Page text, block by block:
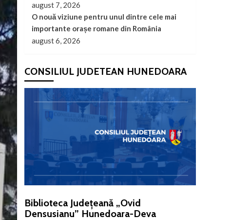
august 7, 2026
O nouă viziune pentru unul dintre cele mai
importante orașe romane din România
august 6, 2026
CONSILIUL JUDETEAN HUNEDOARA
Biblioteca Județeană „Ovid
Densusianu” Hunedoara-Deva